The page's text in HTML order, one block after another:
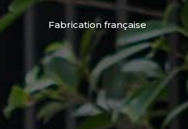
Fabrication française